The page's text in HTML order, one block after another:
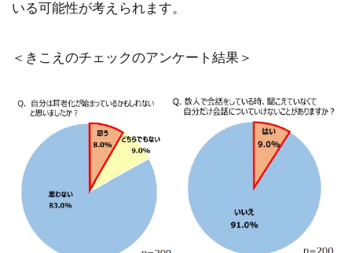
いる可能性が考えられます。
＜きこえのチェックのアンケート結果＞